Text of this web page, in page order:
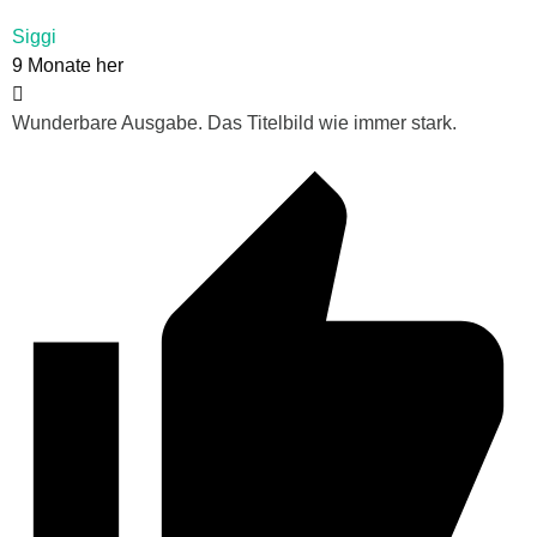
Siggi
9 Monate her
Wunderbare Ausgabe. Das Titelbild wie immer stark.